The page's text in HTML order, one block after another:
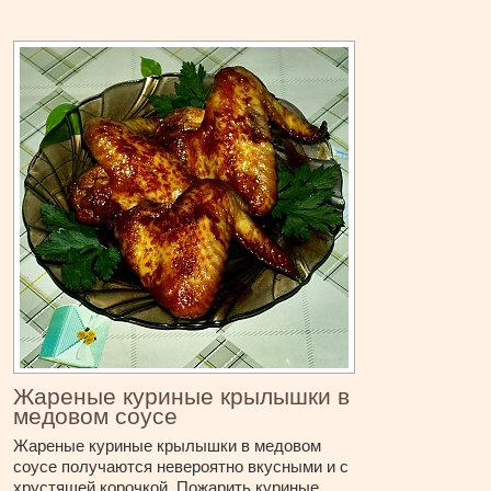
Жареные куриные крылышки в
медовом соусе
Жареные куриные крылышки в медовом
соусе получаются невероятно вкусными и с